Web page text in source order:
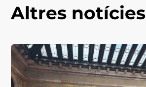
Altres notícies